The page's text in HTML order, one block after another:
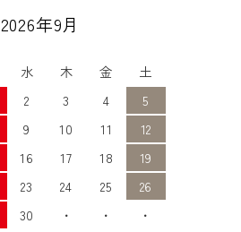
2026年9月
水 木 金
土
2 3 4
5
9 10 11
12
16 17 18
19
23 24 25
26
30 ・ ・ ・